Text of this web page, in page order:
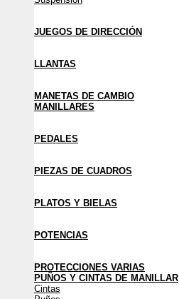
JUEGOS DE DIRECCIÓN
LLANTAS
MANETAS DE CAMBIO
MANILLARES
PEDALES
PIEZAS DE CUADROS
PLATOS Y BIELAS
POTENCIAS
PROTECCIONES VARIAS
PUÑOS Y CINTAS DE MANILLAR
Cintas